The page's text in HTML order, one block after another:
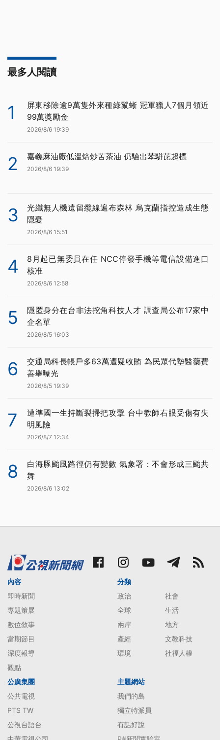
最多人閱讀
1
屏東移除逾9萬隻外來種綠鬣蜥 冠軍獵人7個月領近
99萬獎勵金
2026/8/6 19:39
2 嘉義麻油廠低溫焙炒苦茶油 仍驗出苯駢芘超標
2026/8/6 19:39
3
光纖無人機遺留纜線遍布森林 烏克蘭指控造成生態
隱憂
2026/8/6 15:51
4
8月起已無委員在任 NCC停發手機等電信設備進口
核准
2026/8/6 12:58
5
隱匿身分在台非法挖角科技人才 調查局公布17家中
企名單
2026/8/5 16:03
6
交通局科長帳戶多63萬遭疑收賄 為民眾代墊醫藥費
善舉曝光
2026/8/5 19:39
7
遭準國一生持斷裂掃把攻擊 台中教師右眼受傷有失
明風險
2026/8/7 12:34
8
白海豚颱風路徑仍有變數 氣象署：不會形成三颱共
舞
2026/8/6 13:02
內容
即時新聞
專題策展
數位敘事
當期節目
深度報導
觀點
分類
政治
社會
全球
生活
兩岸
地方
產經
文教科技
環境
社福人權
公廣集團
公共電視
PTS TW
公視台語台
主題網站
我們的島
獨立特派員
有話好說